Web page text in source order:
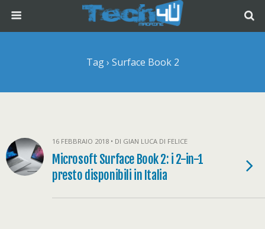
Tag › Surface Book 2
16 FEBBRAIO 2018 • DI GIAN LUCA DI FELICE
Microsoft Surface Book 2: i 2-in-1
presto disponibili in Italia